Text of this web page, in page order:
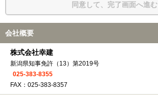
同意して、完了画面へ進む
会社概要
株式会社幸建
新潟県知事免許（13）第2019号
025-383-8355
FAX：025-383-8357